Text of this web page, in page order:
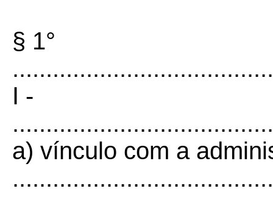
§ 1°
I -
a) vínculo com a